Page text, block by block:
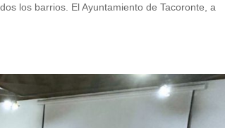
los barrios. El Ayuntamiento de Tacoronte, a